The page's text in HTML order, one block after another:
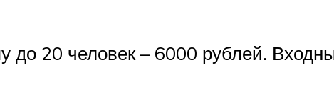
до 20 человек – 6000 рублей.